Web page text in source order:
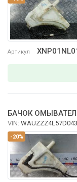
Артикул
-20%
БАЧОК
VIN: